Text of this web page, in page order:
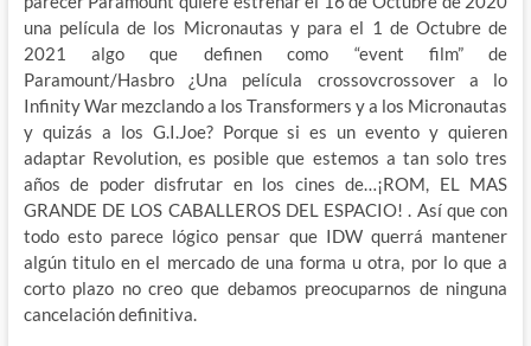
una película de los Micronautas y para el 1 de Octubre de
2021 algo que definen como “event film” de
Paramount/Hasbro ¿Una película crossovcrossover a lo
Infinity War mezclando a los Transformers y a los Micronautas
y quizás a los G.I.Joe? Porque si es un evento y quieren
adaptar Revolution, es posible que estemos a tan solo tres
años de poder disfrutar en los cines de…¡ROM, EL MAS
GRANDE DE LOS CABALLEROS DEL ESPACIO! . Así que con
todo esto parece lógico pensar que IDW querrá mantener
algún titulo en el mercado de una forma u otra, por lo que a
corto plazo no creo que debamos preocuparnos de ninguna
cancelación definitiva.